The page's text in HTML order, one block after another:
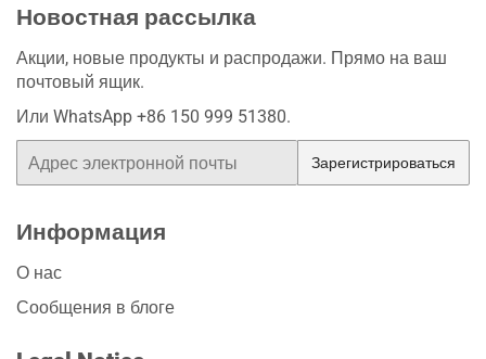
Новостная рассылка
Акции, новые продукты и распродажи. Прямо на ваш
почтовый ящик.
Или WhatsApp +86 150 999 51380.
почта
Зарегистрироваться
Информация
О нас
Сообщения в блоге